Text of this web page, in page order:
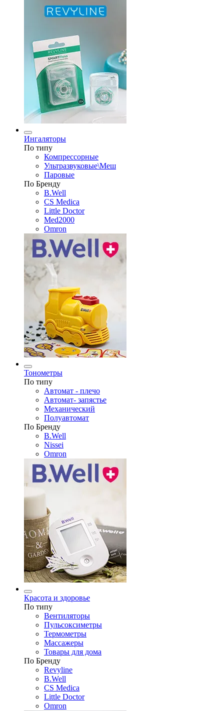
Ингаляторы
По типу
Компрессорные
Ультразвуковые\Меш
Паровые
По Бренду
B.Well
CS Medica
Little Doctor
Med2000
Omron
Тонометры
По типу
Автомат - плечо
Автомат- запястье
Механический
Полуавтомат
По Бренду
B.Well
Nissei
Omron
Красота и здоровье
По типу
Вентиляторы
Пульсоксиметры
Термометры
Массажеры
Товары для дома
По Бренду
Revyline
B.Well
CS Medica
Little Doctor
Omron